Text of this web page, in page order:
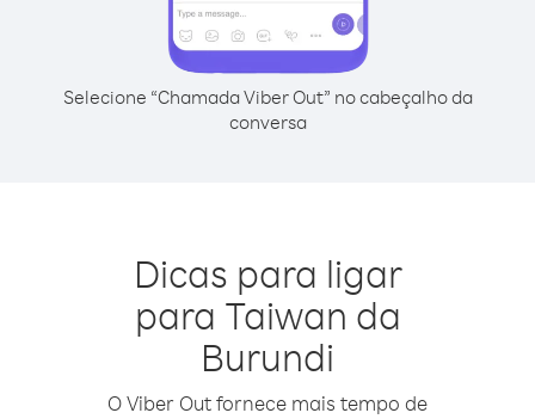
Selecione “Chamada Viber Out” no cabeçalho da
conversa
Dicas para ligar
para Taiwan da
Burundi
O Viber Out fornece mais tempo de